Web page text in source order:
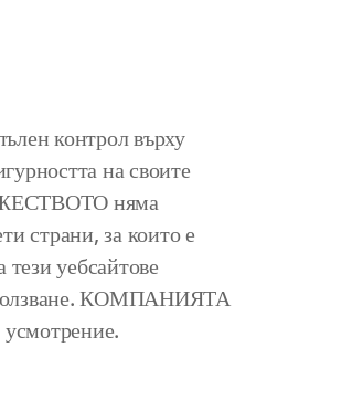
контрол върху
на своите
няма
страни, за които е
уебсайтове
КОМПАНИЯТА
усмотрение.